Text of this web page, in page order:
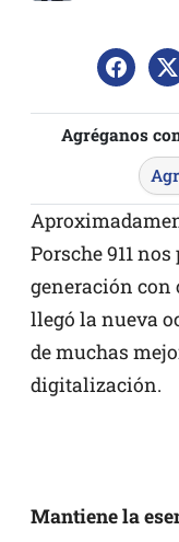
Agréganos
Porsche 911
generación con
llegó la nueva
de muchas
digitalización.
Mantiene la